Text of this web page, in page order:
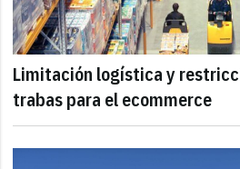
Limitación logística y
trabas para el ecommerce